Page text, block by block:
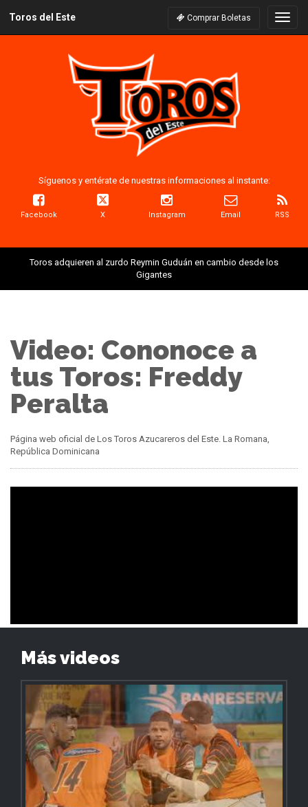
Toros del Este Comprar Boletas
Síguenos y entérate de nuestras informaciones al instante:
Facebook X Instagram Email RSS
Toros adquieren al zurdo Reymin Guduán en cambio desde los
Gigantes
Video: Cononoce a
tus Toros: Freddy
Peralta
Página web oficial de Los Toros Azucareros del Este. La Romana,
República Dominicana
Más videos